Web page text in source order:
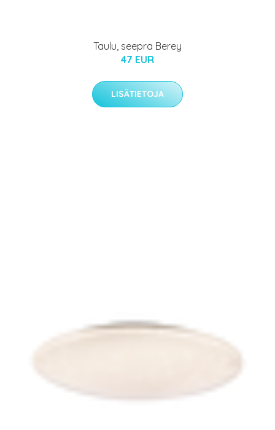
Taulu, seepra Berey
47 EUR
LISÄTIETOJA